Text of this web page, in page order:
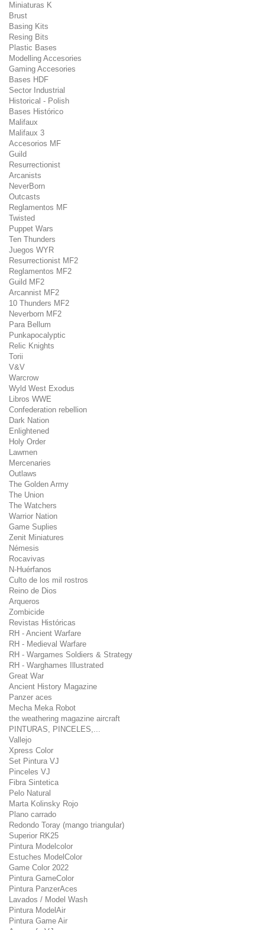
Miniaturas K
Brust
Basing Kits
Resing Bits
Plastic Bases
Modelling Accesories
Gaming Accesories
Bases HDF
Sector Industrial
Historical - Polish
Bases Histórico
Malifaux
Malifaux 3
Accesorios MF
Guild
Resurrectionist
Arcanists
NeverBorn
Outcasts
Reglamentos MF
Twisted
Puppet Wars
Ten Thunders
Juegos WYR
Resurrectionist MF2
Reglamentos MF2
Guild MF2
Arcannist MF2
10 Thunders MF2
Neverborn MF2
Para Bellum
Punkapocalyptic
Relic Knights
Torii
V&V
Warcrow
Wyld West Exodus
Libros WWE
Confederation rebellion
Dark Nation
Enlightened
Holy Order
Lawmen
Mercenaries
Outlaws
The Golden Army
The Union
The Watchers
Warrior Nation
Game Suplies
Zenit Miniatures
Némesis
Rocavivas
N-Huérfanos
Culto de los mil rostros
Reino de Dios
Arqueros
Zombicide
Revistas Históricas
RH - Ancient Warfare
RH - Medieval Warfare
RH - Wargames Soldiers & Strategy
RH - Warghames Illustrated
Great War
Ancient History Magazine
Panzer aces
Mecha Meka Robot
the weathering magazine aircraft
PINTURAS, PINCELES,...
Vallejo
Xpress Color
Set Pintura VJ
Pinceles VJ
Fibra Sintetica
Pelo Natural
Marta Kolinsky Rojo
Plano carrado
Redondo Toray (mango triangular)
Superior RK25
Pintura Modelcolor
Estuches ModelColor
Game Color 2022
Pintura GameColor
Pintura PanzerAces
Lavados / Model Wash
Pintura ModelAir
Pintura Game Air